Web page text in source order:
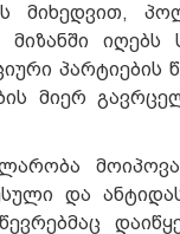
მიხედვით,
მიზანში
პარტიების
მიერ
და